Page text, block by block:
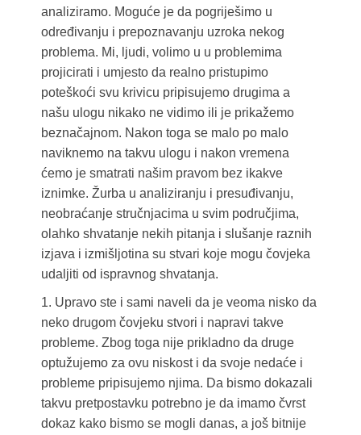
analiziramo. Moguće je da pogriješimo u
određivanju i prepoznavanju uzroka nekog
problema. Mi, ljudi, volimo u u problemima
projicirati i umjesto da realno pristupimo
poteškoći svu krivicu pripisujemo drugima a
našu ulogu nikako ne vidimo ili je prikažemo
beznačajnom. Nakon toga se malo po malo
naviknemo na takvu ulogu i nakon vremena
ćemo je smatrati našim pravom bez ikakve
iznimke. Žurba u analiziranju i presuđivanju,
neobraćanje stručnjacima u svim područjima,
olahko shvatanje nekih pitanja i slušanje raznih
izjava i izmišljotina su stvari koje mogu čovjeka
udaljiti od ispravnog shvatanja.
1. Upravo ste i sami naveli da je veoma nisko da
neko drugom čovjeku stvori i napravi takve
probleme. Zbog toga nije prikladno da druge
optužujemo za ovu niskost i da svoje nedaće i
probleme pripisujemo njima. Da bismo dokazali
takvu pretpostavku potrebno je da imamo čvrst
dokaz kako bismo se mogli danas, a još bitnije